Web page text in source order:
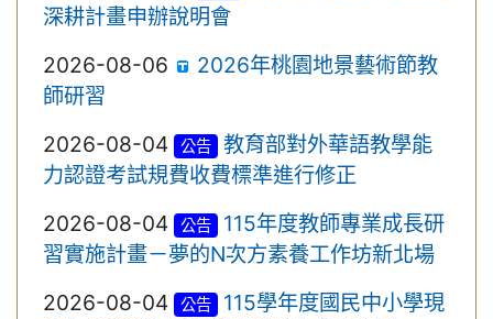
深耕計畫申辦說明會
2026-08-06
2026年桃園地景藝術節教
師研習
2026-08-04
公告
教育部對外華語教學能
力認證考試規費收費標準進行修正
2026-08-04
公告
115年度教師專業成長研
習實施計畫－夢的N次方素養工作坊新北場
2026-08-04
公告
115學年度國民中小學現